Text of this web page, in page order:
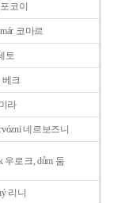
코이
코마르
토
베크
라
네르보즈니
우로크, dům 둠
리니